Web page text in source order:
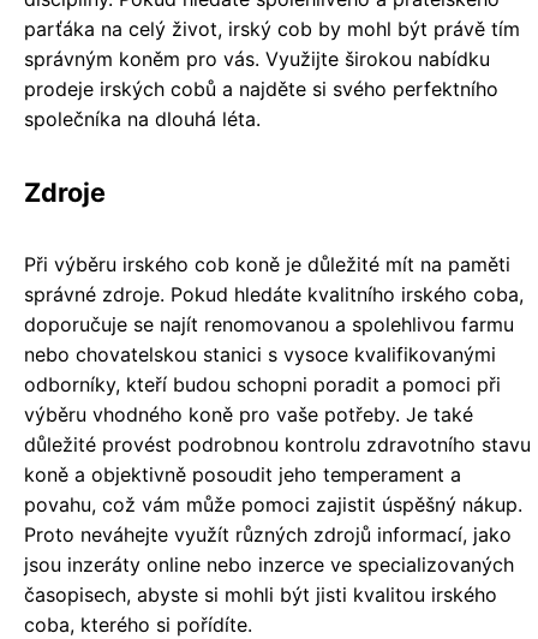
parťáka na celý život, irský cob by mohl být právě tím
správným koněm pro vás. Využijte širokou nabídku
prodeje irských cobů a najděte si svého perfektního
společníka na dlouhá léta.
Zdroje
Při výběru irského cob koně je důležité mít na paměti
správné zdroje. Pokud hledáte kvalitního irského coba,
doporučuje se najít renomovanou a spolehlivou farmu
nebo chovatelskou stanici s vysoce kvalifikovanými
odborníky, kteří budou schopni poradit a pomoci při
výběru vhodného koně pro vaše potřeby. Je také
důležité provést podrobnou kontrolu zdravotního stavu
koně a objektivně posoudit jeho temperament a
povahu, což vám může pomoci zajistit úspěšný nákup.
Proto neváhejte využít různých zdrojů informací, jako
jsou inzeráty online nebo inzerce ve specializovaných
časopisech, abyste si mohli být jisti kvalitou irského
coba, kterého si pořídíte.